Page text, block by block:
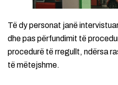
Të dy personat janë
dhe pas përfundimit të
procedurë të rregullt, ndërsa
të mëtejshme.